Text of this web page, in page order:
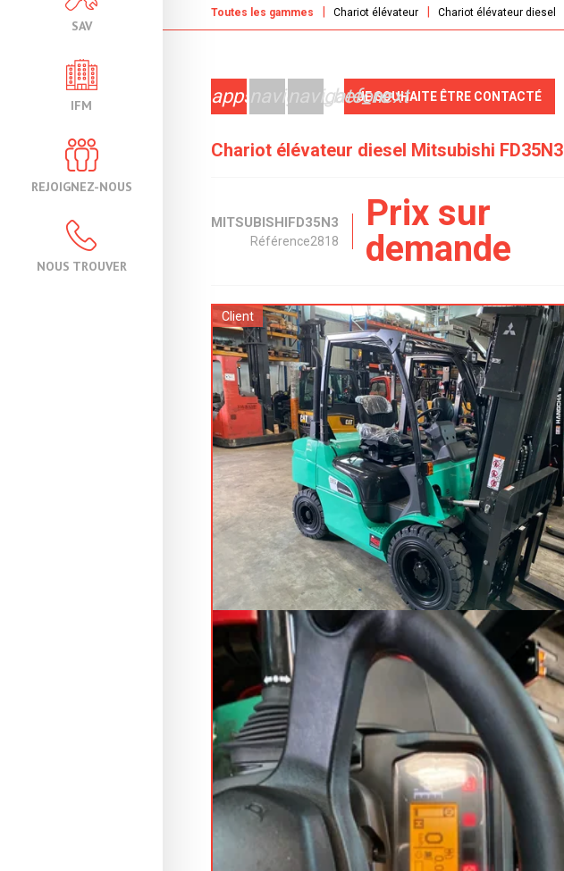
SAV
IFM
REJOIGNEZ-NOUS
NOUS TROUVER
Toutes les gammes Chariot élévateur Chariot élévateur diesel
Chariot élévateur diesel Mitsubishi FD35N3
appsnavigate_before
navigate_nextJE SOUHAITE ÊTRE CONTACTÉ
Client
MITSUBISHIFD35N3
Référence2818
Prix sur
demande